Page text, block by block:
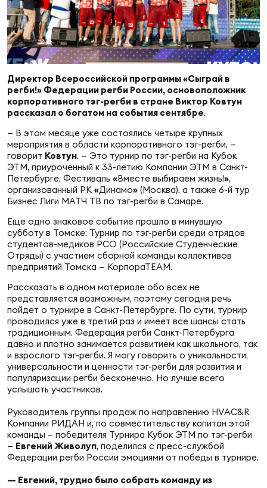
Регионы
Сборные
Антидопинг
Магазин
Контакты
Директор Всероссийской программы «Сыграй в
регби!» Федерации регби России, основоположник
корпоративного тэг-регби в стране Виктор Ковтун
рассказал о богатом на события сентябре.
— В этом месяце уже состоялись четыре крупных
мероприятия в области корпоративного тэг-регби, —
говорит Ковтун. — Это турнир по тэг-регби на Кубок
ЭТМ, приуроченный к 33-летию Компании ЭТМ в Санкт-
Петербурге, Фестиваль «Вместе выбираем жизнь!»,
организованный РК «Динамо» (Москва), а также 6-й тур
Бизнес Лиги МАТЧ ТВ по тэг-регби в Самаре.
Еще одно знаковое событие прошло в минувшую
субботу в Томске: Турнир по тэг-регби среди отрядов
студентов-медиков РСО (Российские Студенческие
Отряды) с участием сборной команды коллективов
предприятий Томска — КорпораТЕАМ.
Рассказать в одном материале обо всех не
представляется возможным, поэтому сегодня речь
пойдет о турнире в Санкт-Петербурге. По сути, турнир
проводился уже в третий раз и имеет все шансы стать
традиционным. Федерация регби Санкт-Петербурга
давно и плотно занимается развитием как школьного, так
и взрослого тэг-регби. Я могу говорить о уникальности,
универсальности и ценности тэг-регби для развития и
популяризации регби бесконечно. Но лучше всего
услышать участников.
Руководитель группы продаж по направлению HVAC&R
Компании РИДАН и, по совместительству капитан этой
команды – победителя Турнира Кубок ЭТМ по тэг-регби
— Евгений Живолуп, поделился с пресс-службой
Федерации регби России эмоциями от победы в турнире.
— Евгений, трудно было собрать команду из
ОТПРАВИТЬ